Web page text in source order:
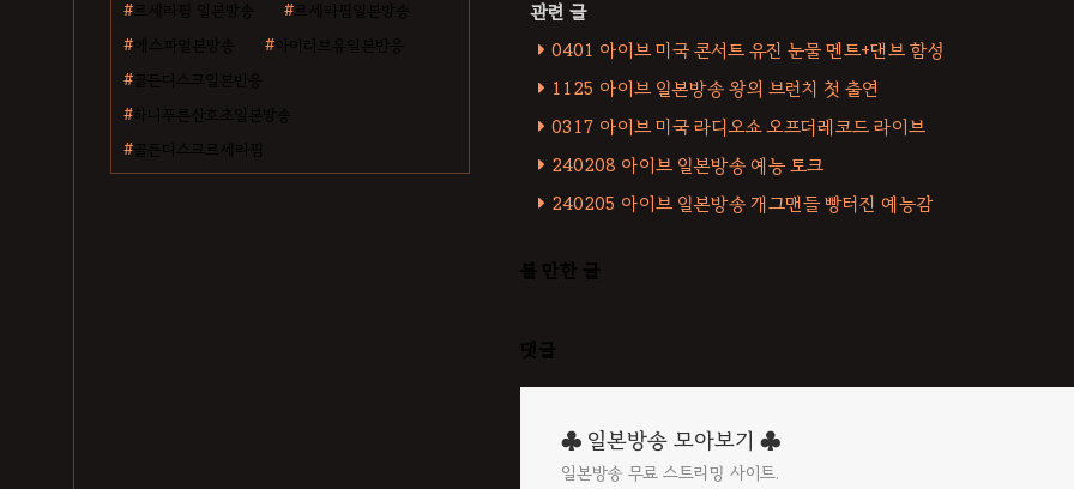
르세라핌 일본방송
르세라핌일본방송
에스파일본방송
아이러브유일본반응
골든디스크일본반응
하니푸른산호초일본방송
골든디스크르세라핌
0401 아이브 미국 콘서트 유진 눈물 멘트+댄브 함성
1125 아이브 일본방송 왕의 브런치 첫 출연
0317 아이브 미국 라디오쇼 오프더레코드 라이브
240208 아이브 일본방송 예능 토크
240205 아이브 일본방송 개그맨들 빵터진 예능감
볼 만한 글
댓글
♣ 일본방송 모아보기 ♣
일본방송 무료 스트리밍 사이트.